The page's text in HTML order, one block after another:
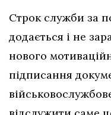
Строк служби за
додається і не
нового
підписання